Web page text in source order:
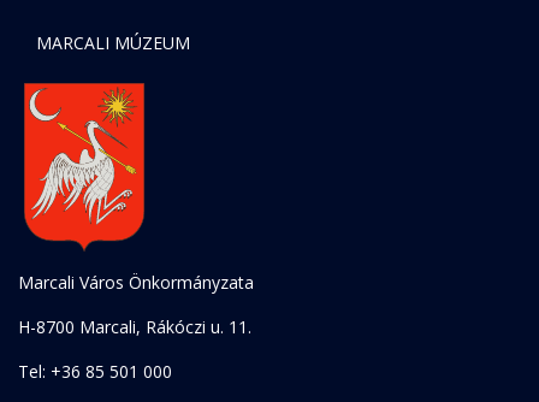
MARCALI MÚZEUM
Marcali Város Önkormányzata
H-8700 Marcali, Rákóczi u. 11.
Tel: +36 85 501 000